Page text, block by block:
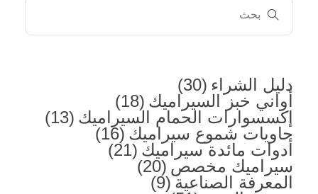
دليل الشراء (30)
أواني خبز السيراميك (18)
إكسسوارات الحمام السيراميك (13)
حاويات شموع سيراميك (16)
أدوات مائدة سيراميك (21)
سيراميك مخصص (20)
المعرفة الصناعية (9)